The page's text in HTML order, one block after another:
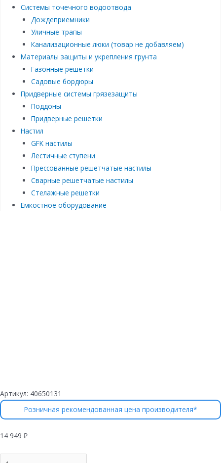
Системы точечного водоотвода
Дождеприемники
Уличные трапы
Канализационные люки (товар не добавляем)
Материалы защиты и укрепления грунта
Газонные решетки
Садовые бордюры
Придверные системы грязезащиты
Поддоны
Придверные решетки
Настил
GFK настилы
Лестичные ступени
Прессованные решетчатые настилы
Сварные решетчатые настилы
Стелажные решетки
Емкостное оборудование
Артикул: 40650131
Розничная рекомендованная цена производителя*
14 949 ₽